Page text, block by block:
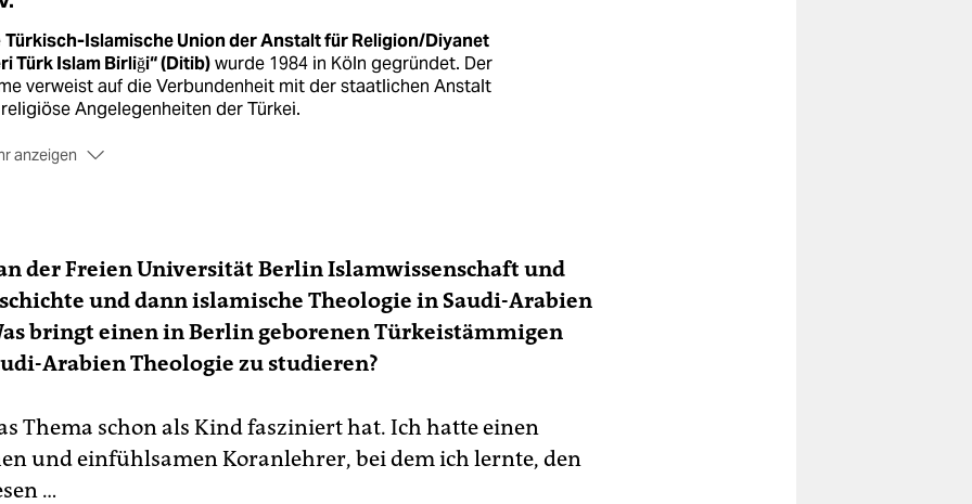
Türkisch-Islamische Union der Anstalt für Religion/Diyanet
Türk Islam Birliği“ (Ditib)wurde 1984 in Köln gegründet. Der
verweist auf die Verbundenheit mit der staatlichen Anstalt
Angelegenheiten der Türkei.
anzeigen
die einst klaren Grenzen zwischen Ditib und Milli Görüş aber
Vorsitzender der Ditibist traditionell der
Ditib istunter Druck,seit bekannt wurde, dass Imame ihrer
in Deutschland Gemeindemitglieder ausspioniert
an, auch die Şehitlik-Moschee am Neuköllner
Vorstandsneuwahlen
der Freien Universität Berlin Islamwissenschaft und
und dann islamische Theologie in Saudi-Arabien
bringt einen in Berlin geborenen Türkeistämmigen
Arabien Theologie zu studieren?
Thema schon als Kind fasziniert hat. Ich hatte einen
und einfühlsamen Koranlehrer, bei dem ich lernte, den
…